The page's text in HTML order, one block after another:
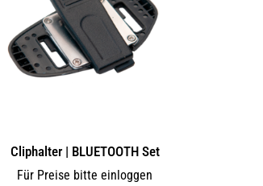
Cliphalter | BLUETOOTH Set
Für Preise bitte einloggen